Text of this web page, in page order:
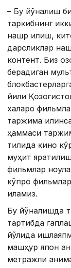
– Бу йўналиш
таркибнинг
нашр қилиш,
дарсликлар
контент. Биз
берадиган
йили
халқаро
таржима
ҳаммаси
тилида кино
муҳит
фильмлар
кўпроқ
қиламиз.
Бу йўналишда
тартибда
йўлида
машҳур япон
метражли